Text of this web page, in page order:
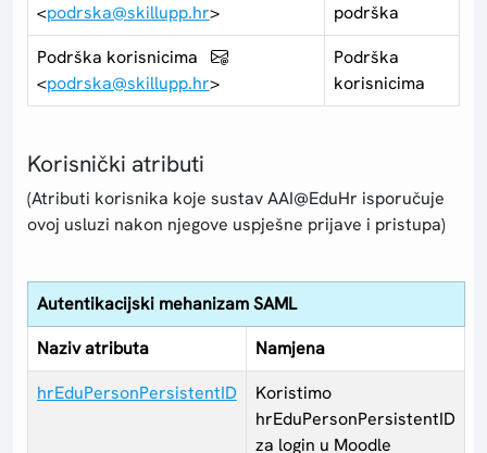
<podrska@skillupp.hr>
podrška
Podrška korisnicima
<podrska@skillupp.hr>
Podrška
korisnicima
Korisnički atributi
(Atributi korisnika koje sustav AAI@EduHr isporučuje
ovoj usluzi nakon njegove uspješne prijave i pristupa)
Autentikacijski mehanizam SAML
Naziv atributa
Namjena
hrEduPersonPersistentID
Koristimo
hrEduPersonPersistentID
za login u Moodle